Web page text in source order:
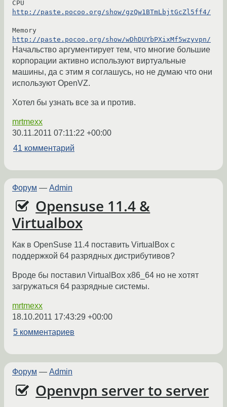
http://paste.pocoo.org/show/gzQw1BTmLbjtGcZl5ff4/
http://paste.pocoo.org/show/wDhDUYbPXixMf5wzyvpn/
Начальство аргументирует тем, что многие большие
корпорации активно используют виртуальные
машины, да с этим я соглашусь, но не думаю что они
используют OpenVZ.
Хотел бы узнать все за и против.
mrtmexx
30.11.2011 07:11:22 +00:00
41 комментарий
Форум — Admin
Opensuse 11.4 &
Virtualbox
Как в OpenSuse 11.4 поставить VirtualBox с
поддержкой 64 разрядных дистрибутивов?
Вроде бы поставил VirtualBox x86_64 но не хотят
загружаться 64 разрядные системы.
mrtmexx
18.10.2011 17:43:29 +00:00
5 комментариев
Форум — Admin
Openvpn server to server